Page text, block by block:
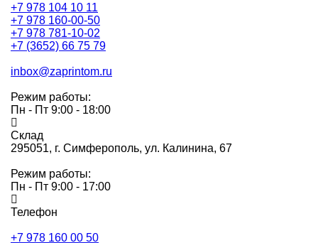
+7 978 104 10 11
+7 978 160-00-50
+7 978 781-10-02
+7 (3652) 66 75 79
inbox@zaprintom.ru
Режим работы:
Пн - Пт 9:00 - 18:00
Склад
295051, г. Симферополь, ул. Калинина, 67
Режим работы:
Пн - Пт 9:00 - 17:00
Телефон
+7 978 160 00 50